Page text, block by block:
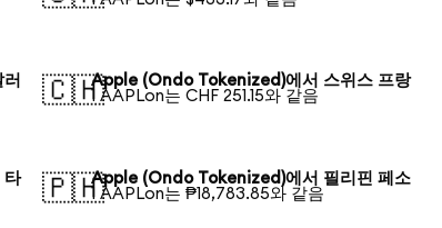
🇨🇭Apple (Ondo Tokenized)에서 스위스 프랑
1 AAPLon는 CHF 251.15와 같음
타 🇵🇭Apple (Ondo Tokenized)에서 필리핀 페소
1 AAPLon는 ₱18,783.85와 같음